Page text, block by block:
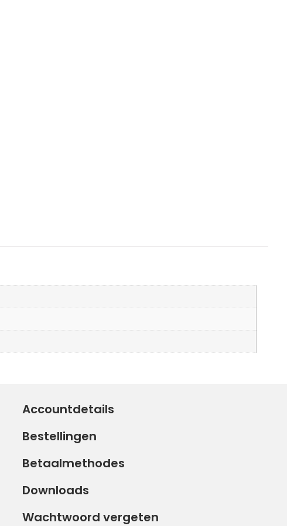
Accountdetails
Bestellingen
Betaalmethodes
Downloads
Wachtwoord vergeten